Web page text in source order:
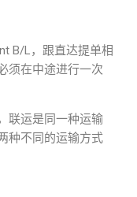
B/L，跟直达提单相
须在中途进行一次
联运是同一种运输
种不同的运输方式